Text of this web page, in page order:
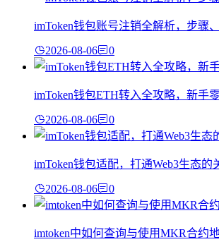
imToken钱包账号注销全解析，步骤
2026-08-06 0
imToken钱包ETH转入全攻略，新手
2026-08-06 0
imToken钱包适配，打通Web3生态的
2026-08-06 0
imtoken中如何查询与使用MKR合约